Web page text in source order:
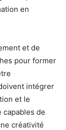
en
et de
pour former
intégrer
et le
de
créativité